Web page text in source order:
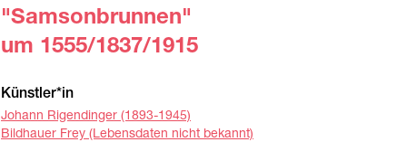
"Samsonbrunnen"
um 1555/1837/1915
Künstler*in
Johann Rigendinger (1893-1945)
Bildhauer Frey (Lebensdaten nicht bekannt)